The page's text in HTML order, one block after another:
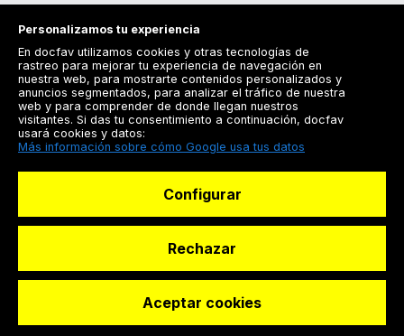
Solicitar reserva
Registrarse
Docfav
© Dashboard Technologies S.L
Personalizamos tu experiencia
En docfav utilizamos cookies y otras tecnologías de
rastreo para mejorar tu experiencia de navegación en
nuestra web, para mostrarte contenidos personalizados y
anuncios segmentados, para analizar el tráfico de nuestra
web y para comprender de donde llegan nuestros
visitantes. Si das tu consentimiento a continuación, docfav
usará cookies y datos:
Más información sobre cómo Google usa tus datos
Configurar
Rechazar
Aceptar cookies